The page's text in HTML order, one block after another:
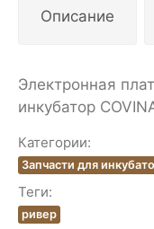
Описание
Электронная
инкубатор
Категории:
Запчасти для
Теги:
ривер